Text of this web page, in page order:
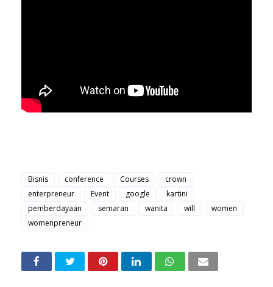
Bisnis conference Courses
crown
enterpreneur
Event google
kartini
pemberdayaan
semaran wanita will
women
womenpreneur